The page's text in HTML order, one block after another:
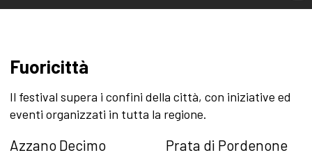
Fuoricittà
Il festival supera i confini della città, con iniziative ed
eventi organizzati in tutta la regione.
Azzano Decimo
Prata di Pordenone